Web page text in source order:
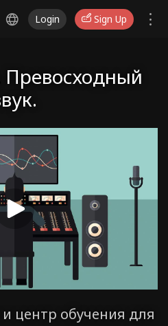
Login Sign Up
центр обучения для